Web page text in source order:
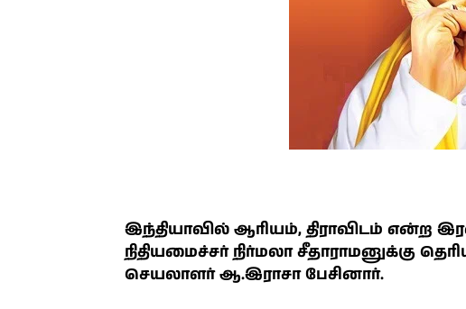
இந்தியாவில் ஆரியம், திராவிடம் என்ற
நிதியமைச்சர் நிர்மலா சீதாராமனுக்கு
செயலாளர் ஆ.இராசா பேசினார்.